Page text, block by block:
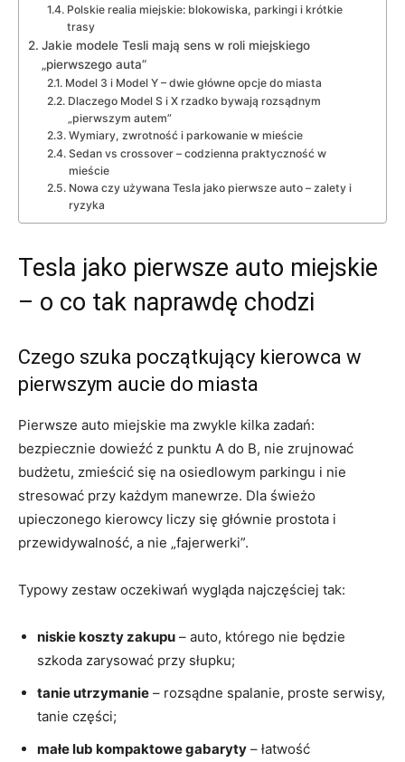
Polskie realia miejskie: blokowiska, parkingi i krótkie
trasy
Jakie modele Tesli mają sens w roli miejskiego
„pierwszego auta”
Model 3 i Model Y – dwie główne opcje do miasta
Dlaczego Model S i X rzadko bywają rozsądnym
„pierwszym autem”
Wymiary, zwrotność i parkowanie w mieście
Sedan vs crossover – codzienna praktyczność w
mieście
Nowa czy używana Tesla jako pierwsze auto – zalety i
ryzyka
Tesla jako pierwsze auto miejskie
– o co tak naprawdę chodzi
Czego szuka początkujący kierowca w
pierwszym aucie do miasta
Pierwsze auto miejskie ma zwykle kilka zadań:
bezpiecznie dowieźć z punktu A do B, nie zrujnować
budżetu, zmieścić się na osiedlowym parkingu i nie
stresować przy każdym manewrze. Dla świeżo
upieczonego kierowcy liczy się głównie prostota i
przewidywalność, a nie „fajerwerki”.
Typowy zestaw oczekiwań wygląda najczęściej tak:
niskie koszty zakupu – auto, którego nie będzie
szkoda zarysować przy słupku;
tanie utrzymanie – rozsądne spalanie, proste serwisy,
tanie części;
małe lub kompaktowe gabaryty – łatwość